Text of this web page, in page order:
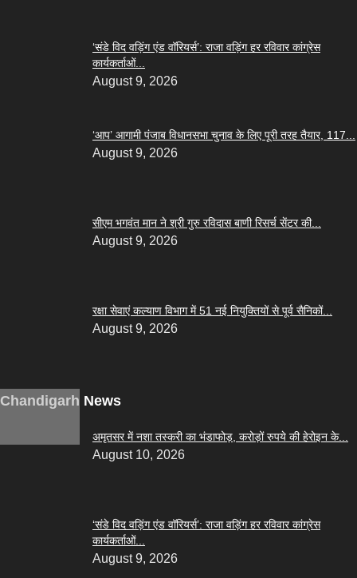
‘संडे विद वड़िंग एंड वॉरियर्स’: राजा वड़िंग हर रविवार कांग्रेस
कार्यकर्ताओं...
August 9, 2026
‘आप’ आगामी पंजाब विधानसभा चुनाव के लिए पूरी तरह तैयार, 117...
August 9, 2026
सीएम भगवंत मान ने श्री गुरु रविदास बाणी रिसर्च सेंटर की...
August 9, 2026
रक्षा सेवाएं कल्याण विभाग में 51 नई नियुक्तियों से पूर्व सैनिकों...
August 9, 2026
Chandigarh News
अमृतसर में नशा तस्करी का भंडाफोड़, करोड़ों रुपये की हेरोइन के...
August 10, 2026
‘संडे विद वड़िंग एंड वॉरियर्स’: राजा वड़िंग हर रविवार कांग्रेस
कार्यकर्ताओं...
August 9, 2026